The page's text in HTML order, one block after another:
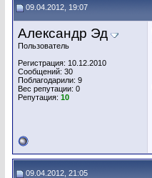
09.04.2012, 19:07
Александр Эд
Пользователь
Регистрация: 10.12.2010
Сообщений: 30
Поблагодарили: 9
Вес репутации: 0
Репутация: 10
09.04.2012, 21:05